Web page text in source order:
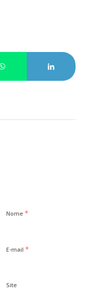
Nome *
E-mail *
Site